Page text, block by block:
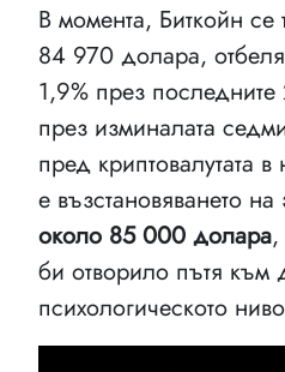
В момента, Биткойн се
84 970 долара,
1,9% през
през изминалата
пред криптовалутата
е възстановяването на
около 85 000 долара
би отворило пътя към
психологическото